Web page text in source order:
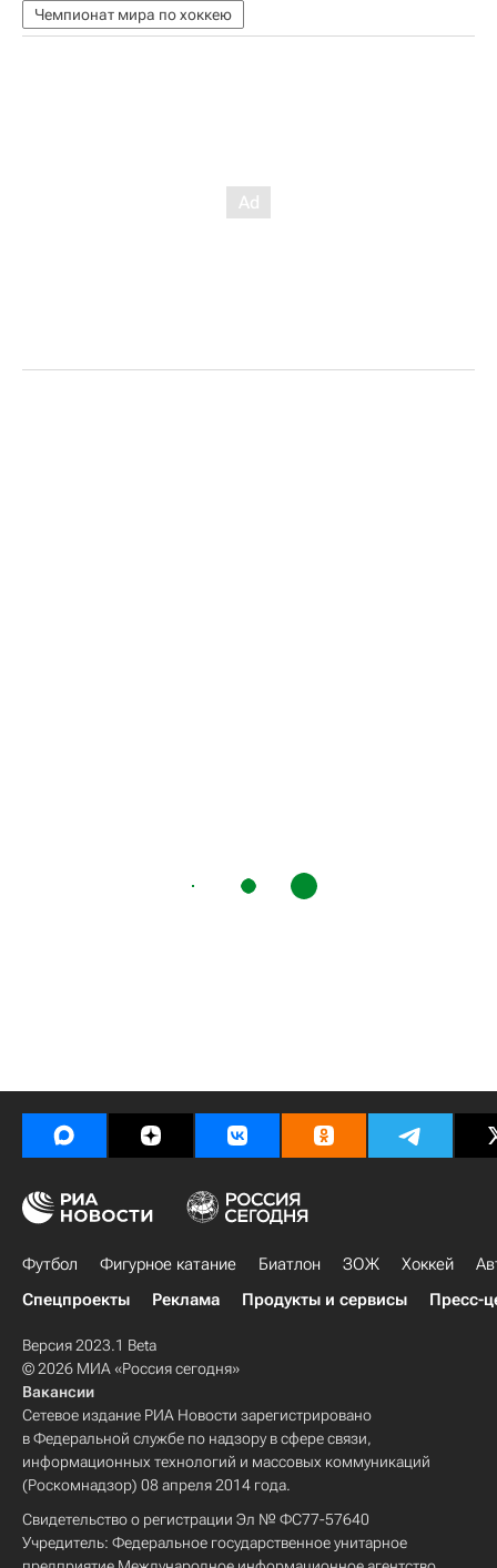
Чемпионат мира по хоккею
Футбол Фигурное катание Биатлон ЗОЖ Хоккей
Спецпроекты
Реклама Продукты и сервисы Пресс-
Версия 2023.1 Beta
© 2026 МИА «Россия сегодня»
Вакансии
Сетевое издание РИА Новости зарегистрировано
в Федеральной службе по надзору в сфере связи,
информационных технологий и массовых коммуникаций
(Роскомнадзор) 08 апреля 2014 года.
Свидетельство о регистрации Эл № ФС77-57640
Учредитель: Федеральное государственное унитарное